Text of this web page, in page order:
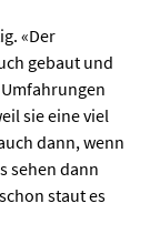
«Der
gebaut und
sie eine viel
dann, wenn
sehen dann
staut es